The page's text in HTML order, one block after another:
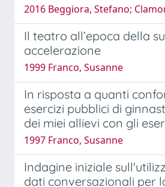
2016 Beggiora, Stefano;
Il teatro all’epoca della
accelerazione
1999 Franco, Susanne
In risposta a quanti
esercizi pubblici di
dei miei allievi con gli
1997 Franco, Susanne
Indagine iniziale
dati conversazionali per